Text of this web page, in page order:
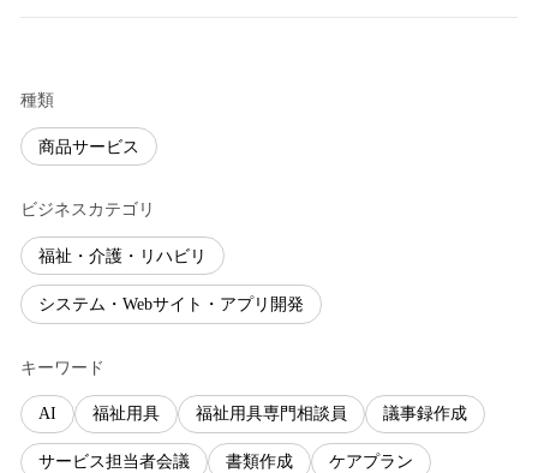
種類
商品サービス
ビジネスカテゴリ
福祉・介護・リハビリ
システム・Webサイト・アプリ開発
キーワード
AI 福祉用具 福祉用具専門相談員 議事録作成
サービス担当者会議 書類作成 ケアプラン